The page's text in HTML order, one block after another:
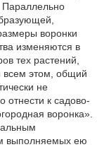
Параллельно
воронки
изменяются в
тех растений,
всем этом, общий
не
отнести к садово-
воронка».
выполняемых ею